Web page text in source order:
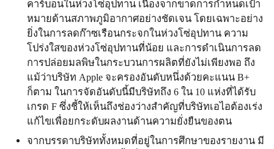
คาร์บอนในห่วงโซ่อุปทาน เนื่องจากขาดการกำหนดเป้า
หมายด้านสภาพภูมิอากาศอย่างชัดเจน โดยเฉพาะอย่าง
ยิ่งในการลดก๊าซเรือนกระจกในห่วงโซ่อุปทาน ความ
โปร่งใสของห่วงโซ่อุปทานที่น้อย และการดำเนินการลด
การปล่อยมลพิษในกระบวนการผลิตที่ยังไม่เพียงพอ ถึง
แม้ว่าบริษัท Apple จะครองอันดับหนึ่งด้วยคะแนน B+
ก็ตาม ในการจัดอันดับนี้มีบริษัทถึง 6 ใน 10 แห่งที่ได้รับ
เกรด F ซึ่งชี้ให้เห็นถึงช่องว่างสำคัญที่บริษัทเอไอต้องเร่ง
แก้ไขเพื่อยกระดับผลงานด้านความยั่งยืนของตน
จากบรรดาบริษัททั้งหมดที่อยู่ในการศึกษาของรายงาน มี